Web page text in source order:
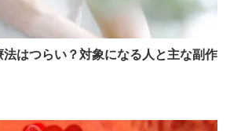
はつらい？対象になる人と主な副作